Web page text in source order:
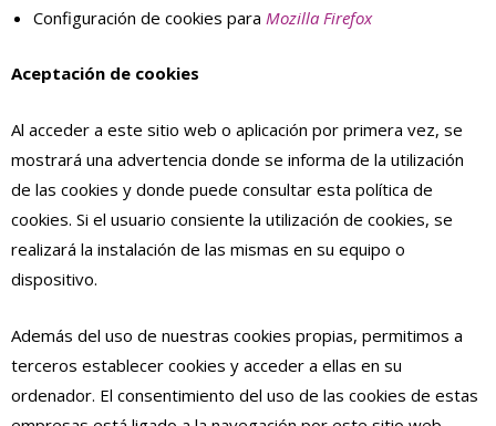
Configuración de cookies para Mozilla Firefox
Aceptación de cookies
Al acceder a este sitio web o aplicación por primera vez, se
mostrará una advertencia donde se informa de la utilización
de las cookies y donde puede consultar esta política de
cookies. Si el usuario consiente la utilización de cookies, se
realizará la instalación de las mismas en su equipo o
dispositivo.
Además del uso de nuestras cookies propias, permitimos a
terceros establecer cookies y acceder a ellas en su
ordenador. El consentimiento del uso de las cookies de estas